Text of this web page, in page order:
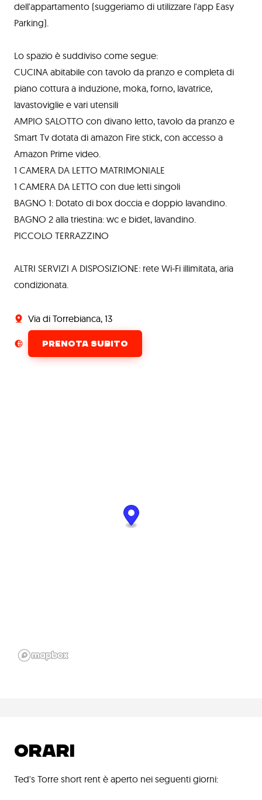
dell'appartamento (suggeriamo di utilizzare l'app Easy
Parking).
Lo spazio è suddiviso come segue:
CUCINA abitabile con tavolo da pranzo e completa di
piano cottura a induzione, moka, forno, lavatrice,
lavastoviglie e vari utensili
AMPIO SALOTTO con divano letto, tavolo da pranzo e
Smart Tv dotata di amazon Fire stick, con accesso a
Amazon Prime video.
1 CAMERA DA LETTO MATRIMONIALE
1 CAMERA DA LETTO con due letti singoli
BAGNO 1: Dotato di box doccia e doppio lavandino.
BAGNO 2 alla triestina: wc e bidet, lavandino.
PICCOLO TERRAZZINO
ALTRI SERVIZI A DISPOSIZIONE: rete Wi-Fi illimitata, aria
condizionata.
Via di Torrebianca, 13
PRENOTA SUBITO
ORARI
Ted's Torre short rent è aperto nei seguenti giorni: